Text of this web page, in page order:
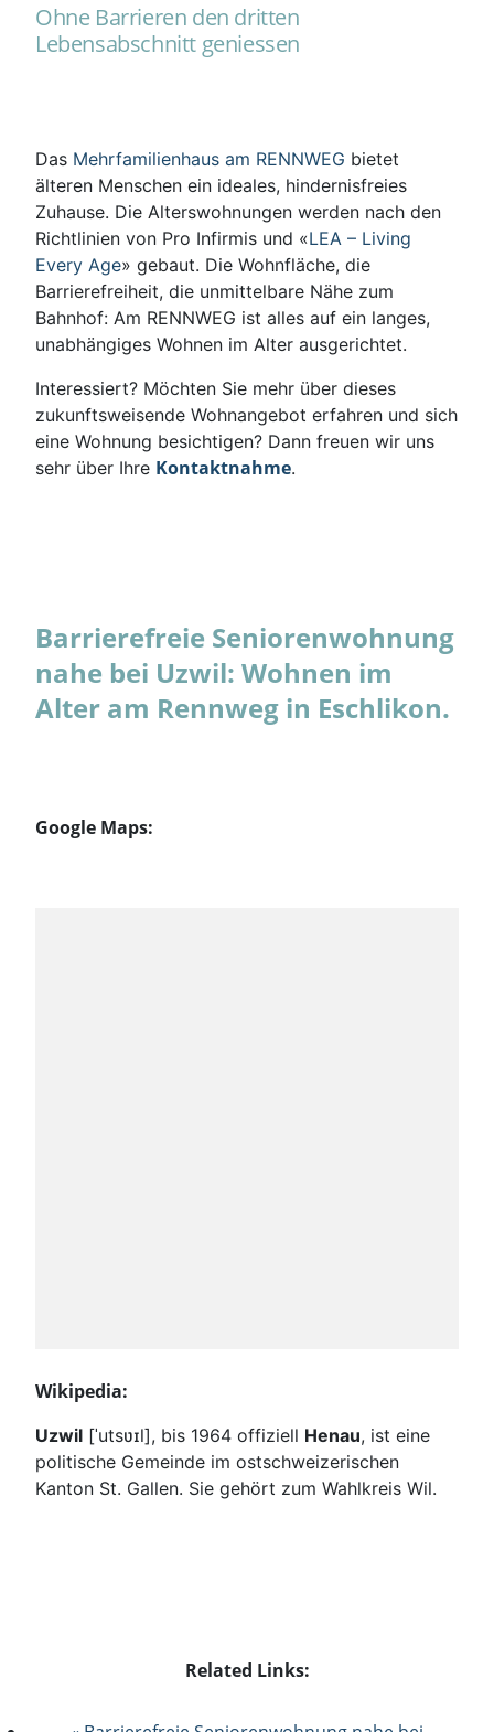
Ohne Barrieren den dritten
Lebensabschnitt geniessen
Das Mehrfamilienhaus am RENNWEG bietet
älteren Menschen ein ideales, hindernisfreies
Zuhause. Die Alterswohnungen werden nach den
Richtlinien von Pro Infirmis und «LEA – Living
Every Age» gebaut. Die Wohnfläche, die
Barrierefreiheit, die unmittelbare Nähe zum
Bahnhof: Am RENNWEG ist alles auf ein langes,
unabhängiges Wohnen im Alter ausgerichtet.
Interessiert? Möchten Sie mehr über dieses
zukunftsweisende Wohnangebot erfahren und sich
eine Wohnung besichtigen? Dann freuen wir uns
sehr über Ihre Kontaktnahme.
Barrierefreie Seniorenwohnung
nahe bei Uzwil: Wohnen im
Alter am Rennweg in Eschlikon.
Google Maps:
Wikipedia:
Uzwil [ˈutsʋɪl], bis 1964 offiziell Henau, ist eine
politische Gemeinde im ostschweizerischen
Kanton St. Gallen. Sie gehört zum Wahlkreis Wil.
Related Links: